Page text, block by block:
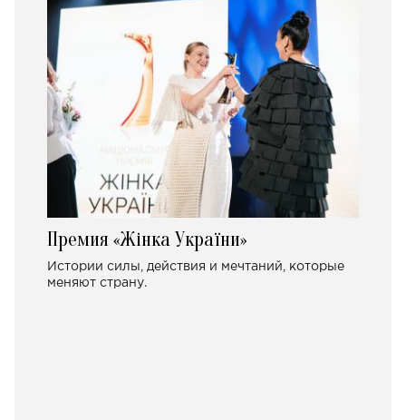
Премия «Жінка України»
Истории силы, действия и мечтаний, которые
меняют страну.